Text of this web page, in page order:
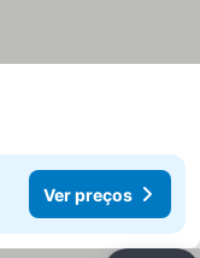
Ver preços